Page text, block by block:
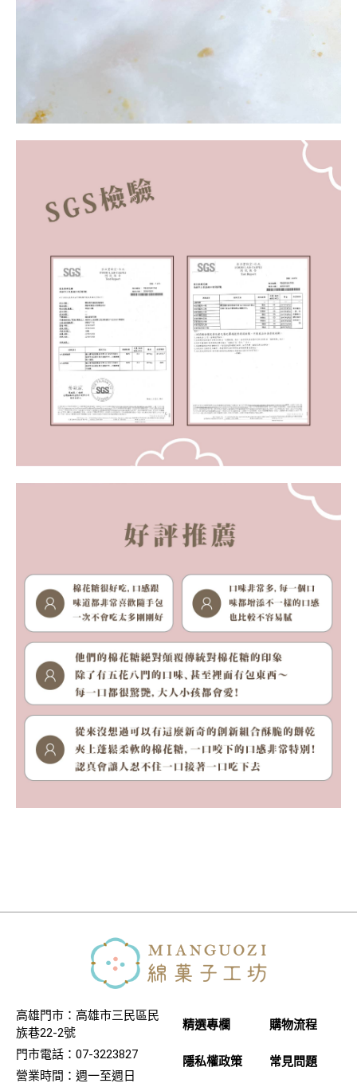
高雄門市：高雄市三民區民
族巷22-2號
門市電話：07-3223827
營業時間：週一至週日
精選專欄
隱私權政策
購物流程
常見問題